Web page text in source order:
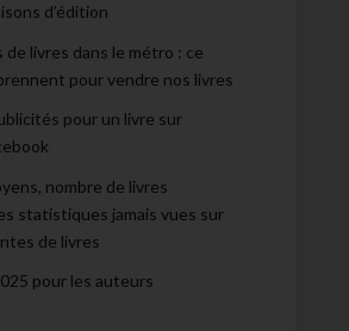
d’édition
de livres dans le métro : ce
pour vendre nos livres
pour un livre sur
nombre de livres
statistiques jamais vues sur
de livres
pour les auteurs